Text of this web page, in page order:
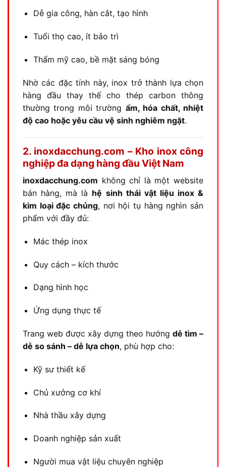
Dễ gia công, hàn cắt, tạo hình
Tuổi thọ cao, ít bảo trì
Thẩm mỹ cao, bề mặt sáng bóng
Nhờ các đặc tính này, inox trở thành lựa chọn
hàng đầu thay thế cho thép carbon thông
thường trong môi trường ẩm, hóa chất, nhiệt
độ cao hoặc yêu cầu vệ sinh nghiêm ngặt.
2. inoxdacchung.com – Kho inox công
nghiệp đa dạng hàng đầu Việt Nam
inoxdacchung.com không chỉ là một website
bán hàng, mà là hệ sinh thái vật liệu inox &
kim loại đặc chủng, nơi hội tụ hàng nghìn sản
phẩm với đầy đủ:
Mác thép inox
Quy cách – kích thước
Dạng hình học
Ứng dụng thực tế
Trang web được xây dựng theo hướng dễ tìm –
dễ so sánh – dễ lựa chọn, phù hợp cho:
Kỹ sư thiết kế
Chủ xưởng cơ khí
Nhà thầu xây dựng
Doanh nghiệp sản xuất
Người mua vật liệu chuyên nghiệp